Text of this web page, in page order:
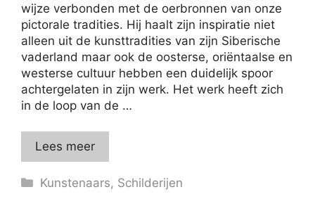
wijze verbonden met de oerbronnen van onze
pictorale tradities. Hij haalt zijn inspiratie niet
alleen uit de kunsttradities van zijn Siberische
vaderland maar ook de oosterse, oriëntaalse en
westerse cultuur hebben een duidelijk spoor
achtergelaten in zijn werk. Het werk heeft zich
in de loop van de …
Lees meer
Categorieën
Kunstenaars, Schilderijen